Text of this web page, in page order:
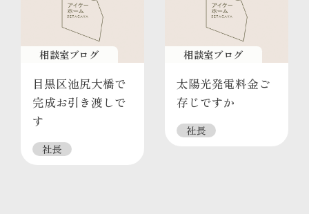
相談室ブログ
目黒区池尻大橋で
完成お引き渡しで
す
社長
相談室ブログ
太陽光発電料金ご
存じですか
社長